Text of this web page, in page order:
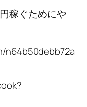
稼ぐためにや
n64b50debb72a